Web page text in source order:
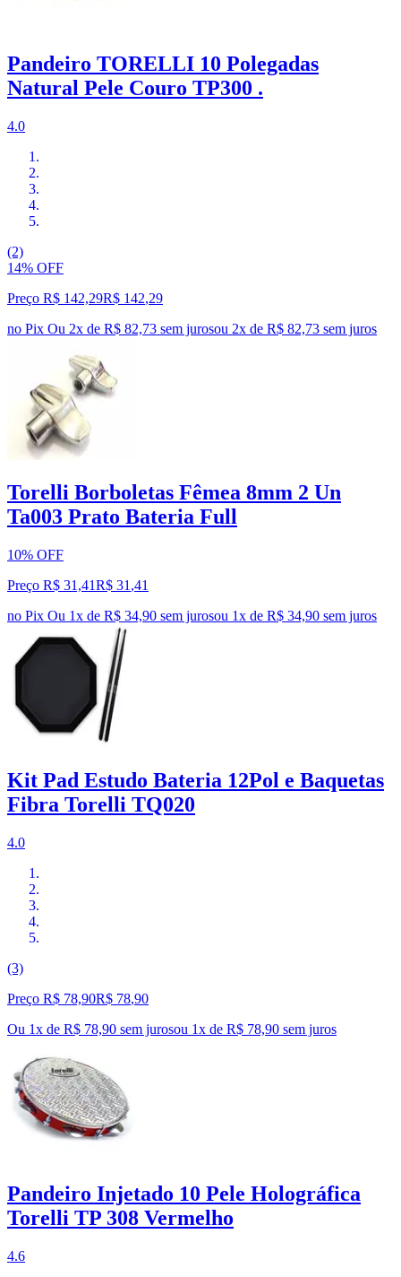
Pandeiro TORELLI 10 Polegadas
Natural Pele Couro TP300 .
4.0
(2)
14% OFF
Preço R$ 142,29R$ 142,29
no Pix Ou 2x de R$ 82,73 sem jurosou 2x de R$ 82,73 sem juros
Torelli Borboletas Fêmea 8mm 2 Un
Ta003 Prato Bateria Full
10% OFF
Preço R$ 31,41R$ 31 ,41
no Pix Ou 1x de R$ 34,90 sem jurosou 1x de R$ 34,90 sem juros
Kit Pad Estudo Bateria 12Pol e Baquetas
Fibra Torelli TQ020
4.0
(3)
Preço R$ 78,90R$ 78,90
Ou 1x de R$ 78,90 sem jurosou 1x de R$ 78,90 sem juros
Pandeiro Injetado 10 Pele Holográfica
Torelli TP 308 Vermelho
4.6